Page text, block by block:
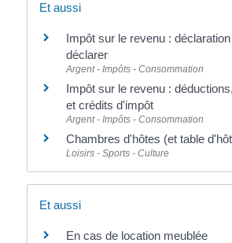
Et aussi
Impôt sur le revenu :
déclarer
Argent - Impôts - Consommation
Impôt sur le revenu :
et crédits d'impôt
Argent - Impôts - Consommation
Chambres d'hôtes (et table
Loisirs - Sports - Culture
Et aussi
En cas de location meublée